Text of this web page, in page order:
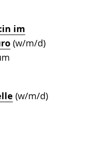
im
(w/m/d)
(w/m/d)